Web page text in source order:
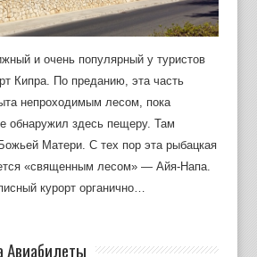
и очень популярный у туристов
Кипра. По преданию, эта часть
непроходимым лесом, пока
обнаружил здесь пещеру. Там
Матери. С тех пор эта рыбацкая
«священным лесом» — Айя-Напа.
курорт органично…
Авиабилеты